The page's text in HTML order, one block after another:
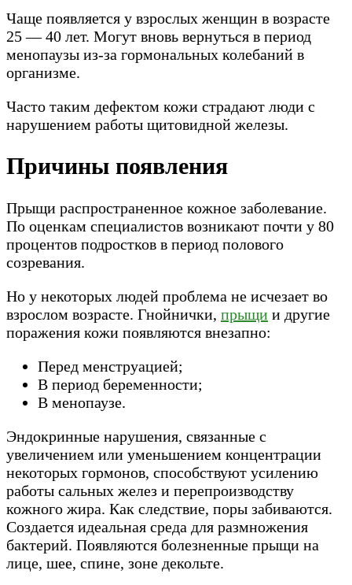
Чаще появляется у взрослых женщин в возрасте
25 — 40 лет. Могут вновь вернуться в период
менопаузы из-за гормональных колебаний в
организме.
Часто таким дефектом кожи страдают люди с
нарушением работы щитовидной железы.
Причины появления
Прыщи распространенное кожное заболевание.
По оценкам специалистов возникают почти у 80
процентов подростков в период полового
созревания.
Но у некоторых людей проблема не исчезает во
взрослом возрасте. Гнойнички, прыщи и другие
поражения кожи появляются внезапно:
Перед менструацией;
В период беременности;
В менопаузе.
Эндокринные нарушения, связанные с
увеличением или уменьшением концентрации
некоторых гормонов, способствуют усилению
работы сальных желез и перепроизводству
кожного жира. Как следствие, поры забиваются.
Создается идеальная среда для размножения
бактерий. Появляются болезненные прыщи на
лице, шее, спине, зоне декольте.